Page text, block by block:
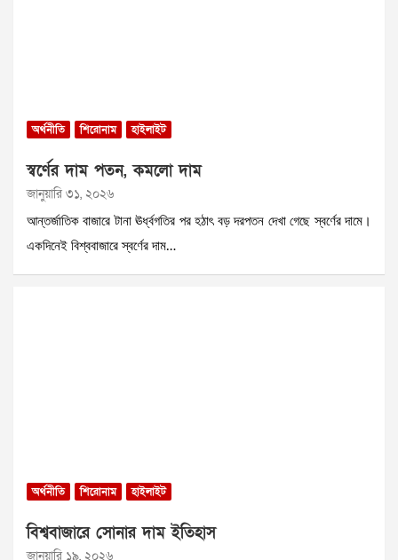
অর্থনীতি শিরোনাম হাইলাইট
স্বর্ণের দাম পতন, কমলো দাম
জানুয়ারি ৩১, ২০২৬
আন্তর্জাতিক বাজারে টানা ঊর্ধ্বগতির পর হঠাৎ বড় দরপতন দেখা গেছে স্বর্ণের দামে।
একদিনেই বিশ্ববাজারে স্বর্ণের দাম…
অর্থনীতি শিরোনাম হাইলাইট
বিশ্ববাজারে সোনার দাম ইতিহাস
জানুয়ারি ১৯, ২০২৬